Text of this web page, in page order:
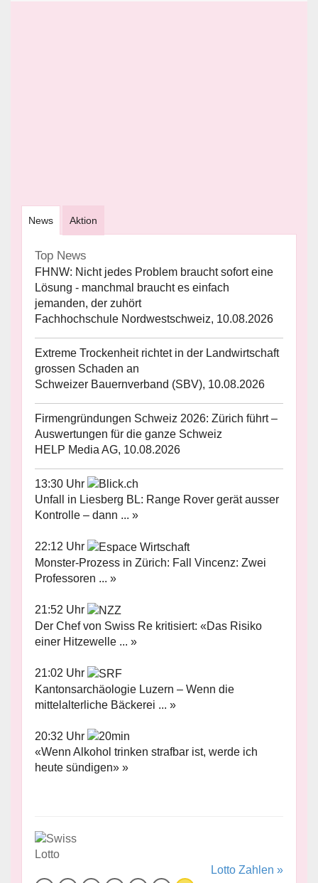
News Aktion
Top News
FHNW: Nicht jedes Problem braucht sofort eine
Lösung - manchmal braucht es einfach
jemanden, der zuhört
Fachhochschule Nordwestschweiz, 10.08.2026
Extreme Trockenheit richtet in der Landwirtschaft
grossen Schaden an
Schweizer Bauernverband (SBV), 10.08.2026
Firmengründungen Schweiz 2026: Zürich führt –
Auswertungen für die ganze Schweiz
HELP Media AG, 10.08.2026
13:30 Uhr
Unfall in Liesberg BL: Range Rover gerät ausser
Kontrolle – dann ... »
22:12 Uhr
Monster-Prozess in Zürich: Fall Vincenz: Zwei
Professoren ... »
21:52 Uhr
Der Chef von Swiss Re kritisiert: «Das Risiko
einer Hitzewelle ... »
21:02 Uhr
Kantonsarchäologie Luzern – Wenn die
mittelalterliche Bäckerei ... »
20:32 Uhr
«Wenn Alkohol trinken strafbar ist, werde ich
heute sündigen» »
Lotto Zahlen »